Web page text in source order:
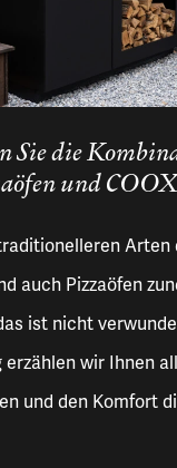
Sie die
und
Arten
auch Pizzaöfen
ist nicht
erzählen wir Ihnen
und den Komfort